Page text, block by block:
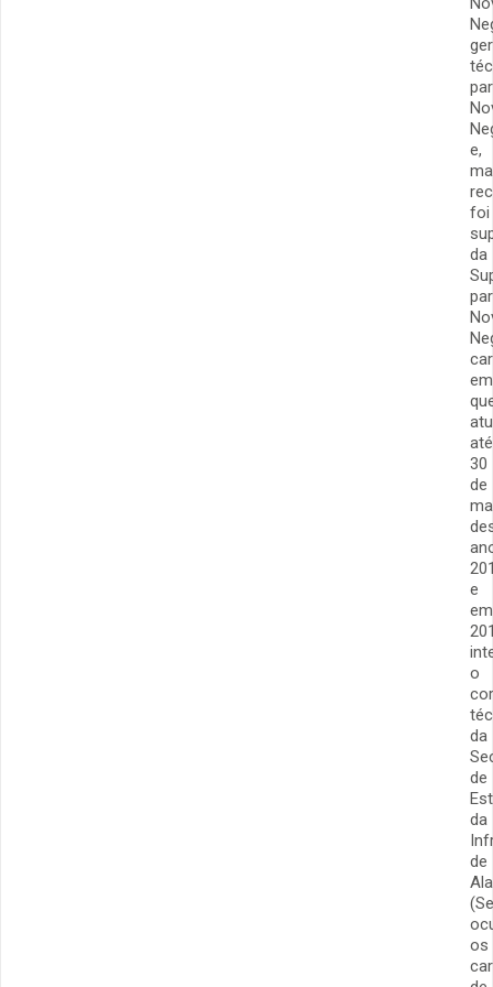
e,
foi
da
em
até
30
de
e
em
o
da
de
da
de
os